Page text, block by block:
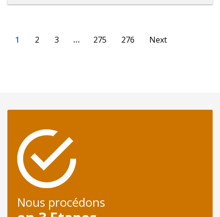
1 2 3 … 275 276 Next
Nous procédons